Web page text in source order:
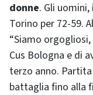
donne. Gli
Torino per 72-59.
“Siamo
Cus Bologna e di
terzo anno.
battaglia fino alla